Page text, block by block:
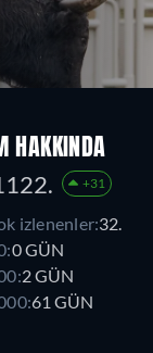
HAKKINDA
+31
izlenenler:32.
0 GÜN
2 GÜN
61 GÜN